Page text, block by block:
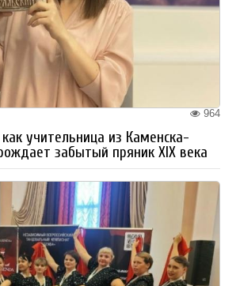
964
учительница из Каменска-
забытый пряник XIX века